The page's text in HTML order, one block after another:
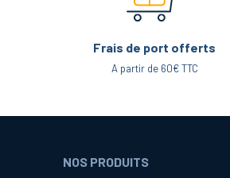
Frais de port offerts
A partir de 60€ TTC
NOS PRODUITS